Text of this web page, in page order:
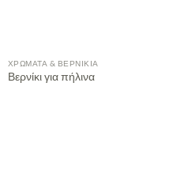
ΧΡΏΜΑΤΑ & ΒΕΡΝΊΚΙΑ
Βερνίκι για πήλινα